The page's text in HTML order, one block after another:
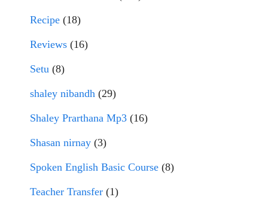
Recipe (18)
Reviews (16)
Setu (8)
shaley nibandh (29)
Shaley Prarthana Mp3 (16)
Shasan nirnay (3)
Spoken English Basic Course (8)
Teacher Transfer (1)